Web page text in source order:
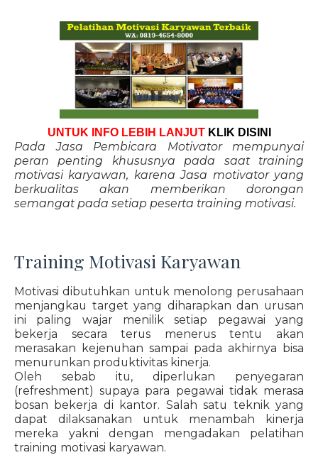
UNTUK INFO LEBIH LANJUT KLIK DISINI
Pada Jasa Pembicara Motivator mempunyai
peran penting khususnya pada saat training
motivasi karyawan, karena Jasa motivator yang
berkualitas akan memberikan dorongan
semangat pada setiap peserta training motivasi.
Training Motivasi Karyawan
Motivasi dibutuhkan untuk menolong perusahaan
menjangkau target yang diharapkan dan urusan
ini paling wajar menilik setiap pegawai yang
bekerja secara terus menerus tentu akan
merasakan kejenuhan sampai pada akhirnya bisa
menurunkan produktivitas kinerja.
Oleh sebab itu, diperlukan penyegaran
(refreshment) supaya para pegawai tidak merasa
bosan bekerja di kantor. Salah satu teknik yang
dapat dilaksanakan untuk menambah kinerja
mereka yakni dengan mengadakan pelatihan
training motivasi karyawan.